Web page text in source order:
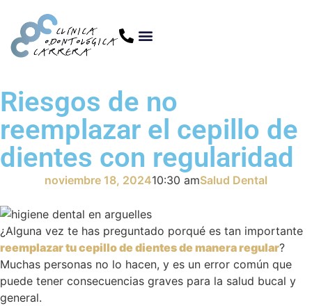
Riesgos de no
reemplazar el cepillo de
dientes con regularidad
noviembre 18, 202410:30 amSalud Dental
¿Alguna vez te has preguntado porqué es tan importante
reemplazar tu cepillo de dientes de manera regular?
Muchas personas no lo hacen, y es un error común que
puede tener consecuencias graves para la salud bucal y
general.